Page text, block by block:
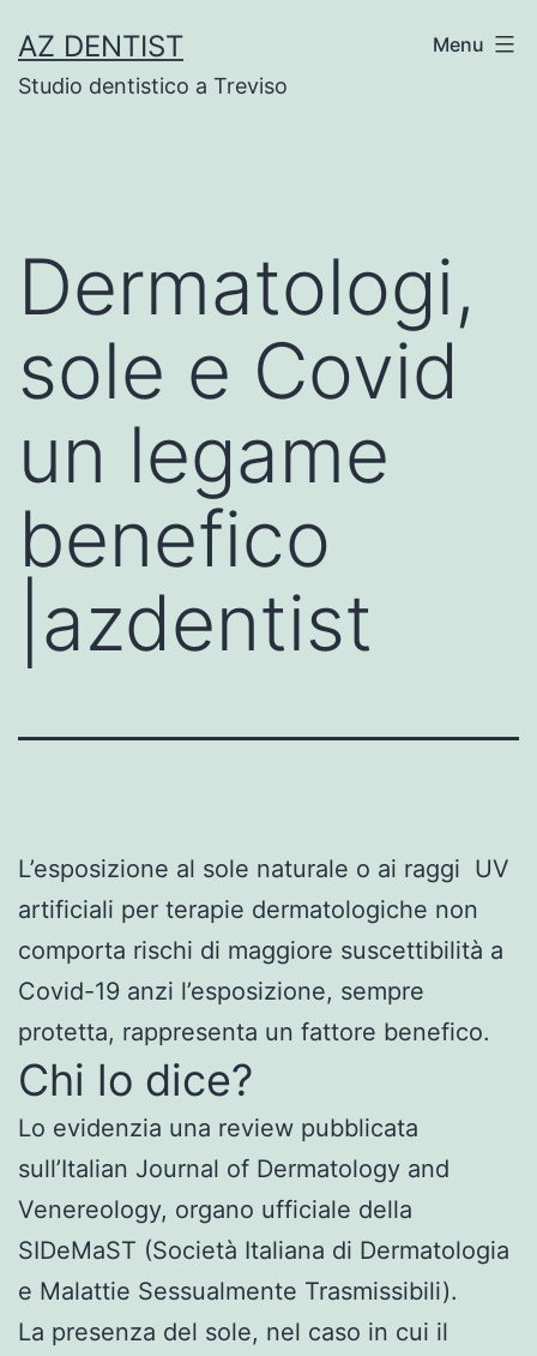
to
content
AZ DENTIST
Studio dentistico a Treviso
Menu
Dermatologi,
sole e Covid
un legame
benefico
|azdentist
L’esposizione al sole naturale o ai raggi UV
artificiali per terapie dermatologiche non
comporta rischi di maggiore suscettibilità a
Covid-19 anzi l’esposizione, sempre
protetta, rappresenta un fattore benefico.
Chi lo dice?
Lo evidenzia una review pubblicata
sull’Italian Journal of Dermatology and
Venereology, organo ufficiale della
SIDeMaST (Società Italiana di Dermatologia
e Malattie Sessualmente Trasmissibili).
La presenza del sole, nel caso in cui il